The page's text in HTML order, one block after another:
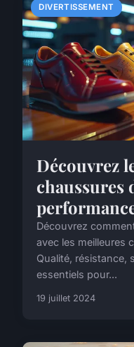
DIVERTISSEMENT
Découvrez
chaussures
Découvrez
avec les meilleures
Qualité, résistance,
essentiels pour...
19 juillet 2024